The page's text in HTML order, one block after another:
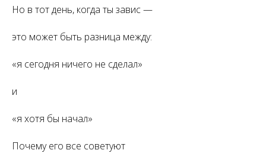
Но в тот день, когда ты завис —
это может быть разница между:
«я сегодня ничего не сделал»
и
«я хотя бы начал»
Почему его все советуют